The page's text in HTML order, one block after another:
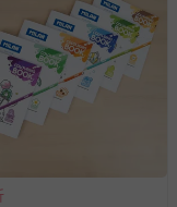
退貨，而該訂單保
活動贈品亦需一併退
適用七天鑑賞期/猶
將逾期（例如生鮮